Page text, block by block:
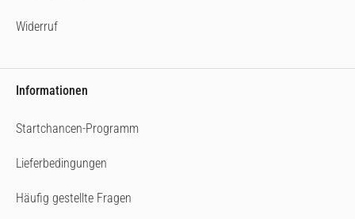
Widerruf
Informationen
Startchancen-Programm
Lieferbedingungen
Häufig gestellte Fragen